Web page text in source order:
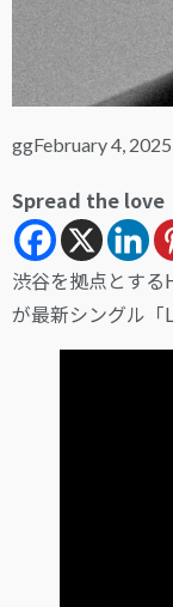
ggFebruary 4, 2025
Spread the love
渋谷を拠点とす
が最新シングル「